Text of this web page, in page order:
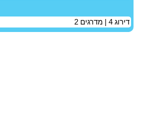
דירוג 4 | מדרגים 2